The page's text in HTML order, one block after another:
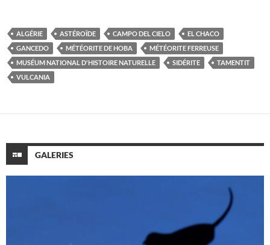
ALGÉRIE ASTÉROÏDE CAMPO DEL CIELO
EL CHACO
GANCEDO
MÉTÉORITE DE HOBA
MÉTÉORITE FERREUSE
MUSÉUM NATIONAL D'HISTOIRE NATURELLE
SIDÉRITE
TAMENTIT
VULCANIA
GALERIES